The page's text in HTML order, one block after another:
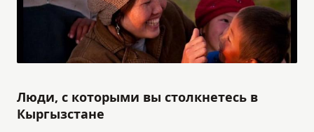
Люди, с которыми вы столкнетесь в
Кыргызстане